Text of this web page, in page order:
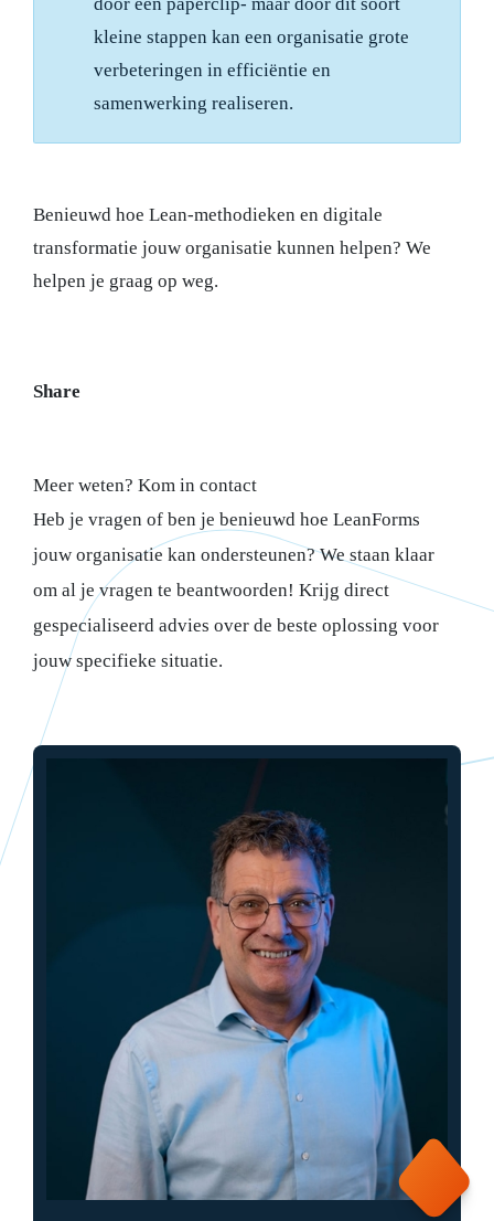
kleine stappen kan een organisatie grote
verbeteringen in efficiëntie en
samenwerking realiseren.
Benieuwd hoe Lean-methodieken en digitale
transformatie jouw organisatie kunnen helpen? We
helpen je graag op weg.
Share
Meer weten? Kom in contact
Heb je vragen of ben je benieuwd hoe LeanForms
jouw organisatie kan ondersteunen? We staan klaar
om al je vragen te beantwoorden! Krijg direct
gespecialiseerd advies over de beste oplossing voor
jouw specifieke situatie.